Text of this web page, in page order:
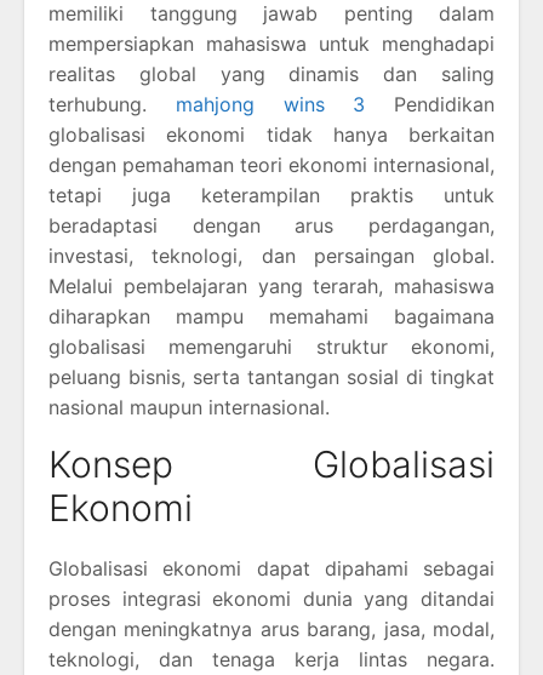
memiliki tanggung jawab penting dalam
mempersiapkan mahasiswa untuk menghadapi
realitas global yang dinamis dan saling
terhubung. mahjong wins 3 Pendidikan
globalisasi ekonomi tidak hanya berkaitan
dengan pemahaman teori ekonomi internasional,
tetapi juga keterampilan praktis untuk
beradaptasi dengan arus perdagangan,
investasi, teknologi, dan persaingan global.
Melalui pembelajaran yang terarah, mahasiswa
diharapkan mampu memahami bagaimana
globalisasi memengaruhi struktur ekonomi,
peluang bisnis, serta tantangan sosial di tingkat
nasional maupun internasional.
Konsep Globalisasi
Ekonomi
Globalisasi ekonomi dapat dipahami sebagai
proses integrasi ekonomi dunia yang ditandai
dengan meningkatnya arus barang, jasa, modal,
teknologi, dan tenaga kerja lintas negara.